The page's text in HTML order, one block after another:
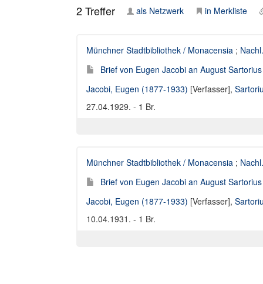
2Treffer als Netzwerk in Merkliste
Münchner Stadtbibliothek / Monacensia ;
Brief von Eugen Jacobi an August
Jacobi, Eugen (1877-1933) [Verfasser],
27.04.1929. - 1 Br.
Münchner Stadtbibliothek / Monacensia ;
Brief von Eugen Jacobi an August
Jacobi, Eugen (1877-1933) [Verfasser],
10.04.1931. - 1 Br.